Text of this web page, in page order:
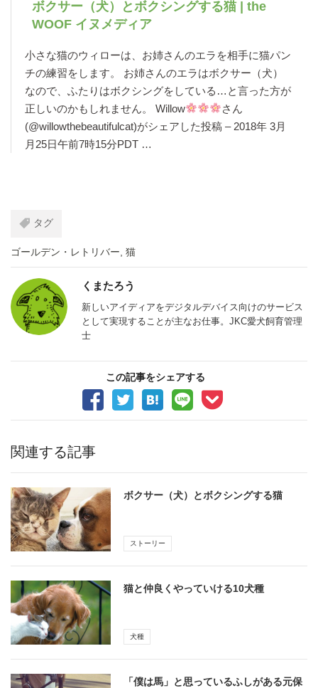
ボクサー（犬）とボクシングする猫 | the
WOOF イヌメディア
小さな猫のウィローは、お姉さんのエラを相手に猫パン
チの練習をします。 お姉さんのエラはボクサー（犬）
なので、ふたりはボクシングをしている…と言った方が
正しいのかもしれません。 Willow
さん
(@willowthebeautifulcat)がシェアした投稿 – 2018年 3月
月25日午前7時15分PDT …
タグ
ゴールデン・レトリバー 猫
くまたろう
新しいアイディアをデジタルデバイス向けのサービス
として実現することが主なお仕事。JKC愛犬飼育管理
士
この記事をシェアする
関連する記事
ボクサー（犬）とボクシングする猫
ストーリー
猫と仲良くやっていける10犬種
犬種
「僕は馬」と思っているふしがある元保